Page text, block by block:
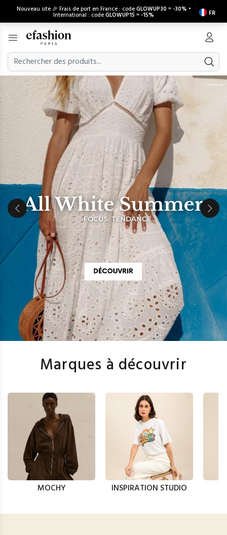
Nouveau site 🎉 Frais de port en France : codeGLOWUP30 = -30% •
International : codeGLOWUP15 = -15% FR
Marques à découvrir
MOCHY INSPIRATION STUDIO